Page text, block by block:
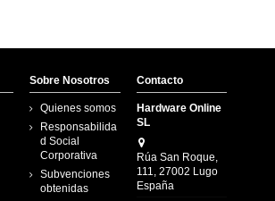
Sobre Nosotros
Quienes somos
Responsabilida
d Social
Corporativa
Subvenciones
obtenidas
Contacto
Hardware Online
SL
Rúa San Roque,
111, 27002 Lugo
España